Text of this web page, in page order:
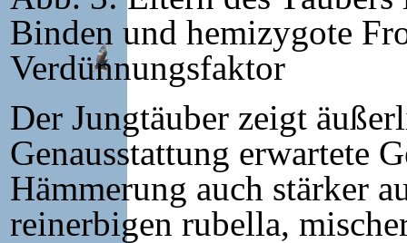
Binden und hemizygote
Verdünnungsfaktor
Der Jungtäuber zeigt
Genausstattung erwartete
Hämmerung auch stärker
reinerbigen rubella,